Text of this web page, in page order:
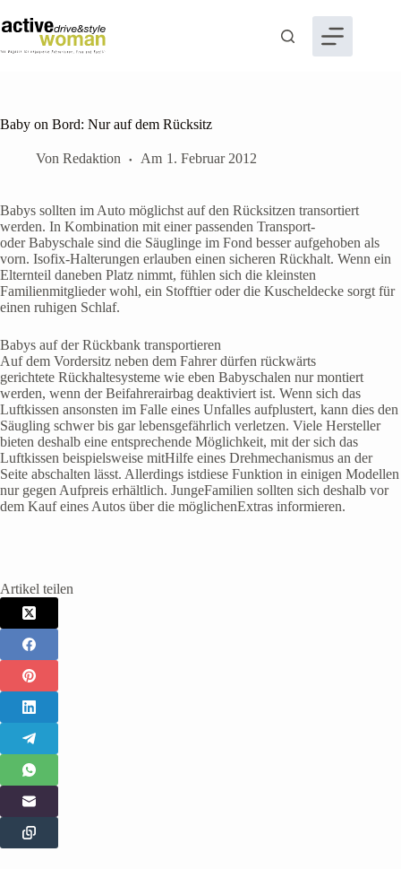
Inhalt
springen
Baby on Bord: Nur auf dem Rücksitz
Von Redaktion Am 1. Februar 2012
Babys sollten im Auto möglichst auf den Rücksitzen transortiert
werden. In Kombination mit einer passenden Transport-
oder Babyschale sind die Säuglinge im Fond besser aufgehoben als
vorn. Isofix-Halterungen erlauben einen sicheren Rückhalt. Wenn ein
Elternteil daneben Platz nimmt, fühlen sich die kleinsten
Familienmitglieder wohl, ein Stofftier oder die Kuscheldecke sorgt für
einen ruhigen Schlaf.
Babys auf der Rückbank transportieren
Auf dem Vordersitz neben dem Fahrer dürfen rückwärts
gerichtete Rückhaltesysteme wie eben Babyschalen nur montiert
werden, wenn der Beifahrerairbag deaktiviert ist. Wenn sich das
Luftkissen ansonsten im Falle eines Unfalles aufplustert, kann dies den
Säugling schwer bis gar lebensgefährlich verletzen. Viele Hersteller
bieten deshalb eine entsprechende Möglichkeit, mit der sich das
Luftkissen beispielsweise mitHilfe eines Drehmechanismus an der
Seite abschalten lässt. Allerdings istdiese Funktion in einigen Modellen
nur gegen Aufpreis erhältlich. JungeFamilien sollten sich deshalb vor
dem Kauf eines Autos über die möglichenExtras informieren.
Artikel teilen